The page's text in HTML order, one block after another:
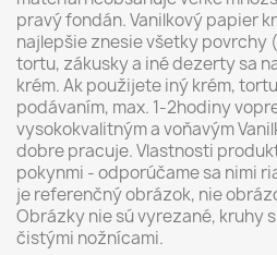
pravý fondán. Vanilkový papier
najlepšie znesie všetky povrchy
tortu, zákusky a iné dezerty sa
krém. Ak použijete iný krém,
podávaním, max. 1-2hodiny
vysokokvalitným a voňavým
dobre pracuje. Vlastnosti
pokynmi - odporúčame sa nimi
je referenčný obrázok, nie
Obrázky nie sú vyrezané, kruhy
čistými nožnícami.